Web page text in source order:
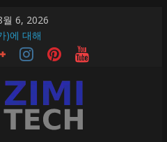
월 6, 2026
)에 대해
터 채용
2020
리핀에서 조심해야할 5가지 !
보!